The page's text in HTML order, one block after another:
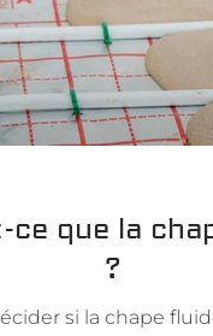
ce que la
?
si la chape